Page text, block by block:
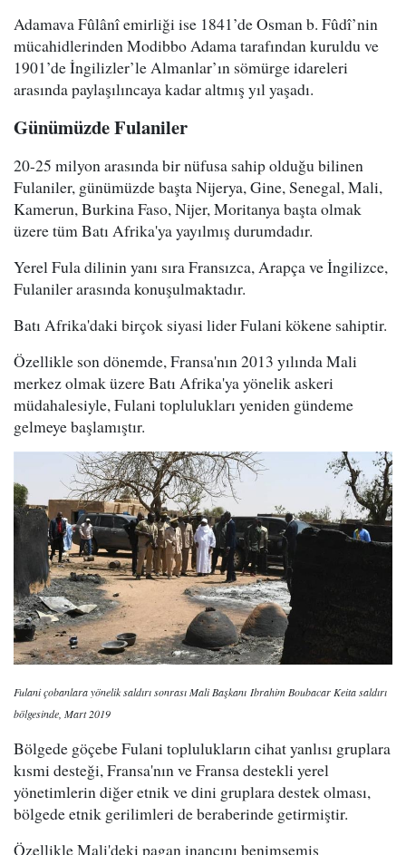
Adamava Fûlânî emirliği ise 1841’de Osman b. Fûdî’nin
mücahidlerinden Modibbo Adama tarafından kuruldu ve
1901’de İngilizler’le Almanlar’ın sömürge idareleri
arasında paylaşılıncaya kadar altmış yıl yaşadı.
Günümüzde Fulaniler
20-25 milyon arasında bir nüfusa sahip olduğu bilinen
Fulaniler, günümüzde başta Nijerya, Gine, Senegal, Mali,
Kamerun, Burkina Faso, Nijer, Moritanya başta olmak
üzere tüm Batı Afrika'ya yayılmış durumdadır.
Yerel Fula dilinin yanı sıra Fransızca, Arapça ve İngilizce,
Fulaniler arasında konuşulmaktadır.
Batı Afrika'daki birçok siyasi lider Fulani kökene sahiptir.
Özellikle son dönemde, Fransa'nın 2013 yılında Mali
merkez olmak üzere Batı Afrika'ya yönelik askeri
müdahalesiyle, Fulani toplulukları yeniden gündeme
gelmeye başlamıştır.
Fulani çobanlara yönelik saldırı sonrası Mali Başkanı Ibrahim Boubacar Keita saldırı
bölgesinde, Mart 2019
Bölgede göçebe Fulani toplulukların cihat yanlısı gruplara
kısmi desteği, Fransa'nın ve Fransa destekli yerel
yönetimlerin diğer etnik ve dini gruplara destek olması,
bölgede etnik gerilimleri de beraberinde getirmiştir.
Özellikle Mali'deki pagan inancını benimsemiş